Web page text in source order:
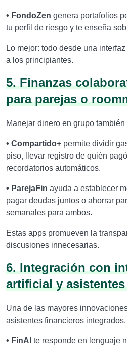
• FondoZen genera portafolios
tu perfil de riesgo y te enseña
Lo mejor: todo desde una
a los principiantes.
5. Finanzas
para parejas o
Manejar dinero en grupo
• Compartido+ permite dividir
piso, llevar registro de quién
recordatorios automáticos.
• ParejaFin ayuda a establecer
pagar deudas juntos o ahorrar
semanales para ambos.
Estas apps promueven la
discusiones innecesarias.
6. Integración con
artificial y
Una de las mayores
asistentes financieros integrados.
• FinAI te responde en lenguaje